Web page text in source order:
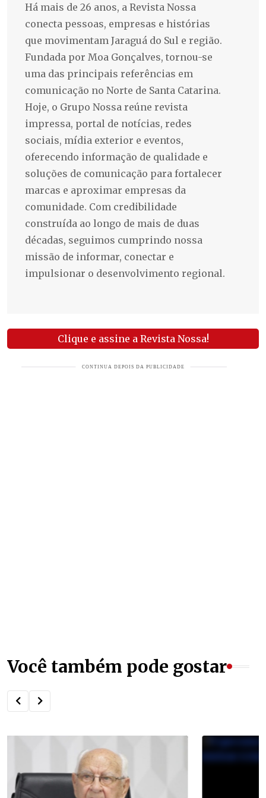
Há mais de 26 anos, a Revista Nossa
conecta pessoas, empresas e histórias
que movimentam Jaraguá do Sul e região.
Fundada por Moa Gonçalves, tornou-se
uma das principais referências em
comunicação no Norte de Santa Catarina.
Hoje, o Grupo Nossa reúne revista
impressa, portal de notícias, redes
sociais, mídia exterior e eventos,
oferecendo informação de qualidade e
soluções de comunicação para fortalecer
marcas e aproximar empresas da
comunidade. Com credibilidade
construída ao longo de mais de duas
décadas, seguimos cumprindo nossa
missão de informar, conectar e
impulsionar o desenvolvimento regional.
Clique e assine a Revista Nossa!
Você também pode gostar